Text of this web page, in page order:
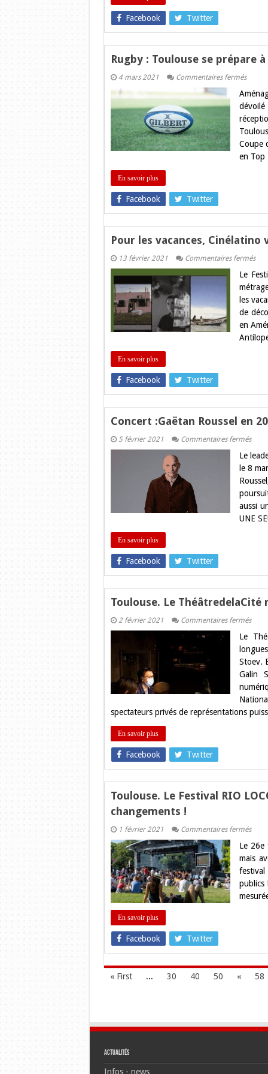
Facebook Twitter
Rugby : Toulouse se prépare
4 mars 2021 Commentaires ferméssur
:
se
la
Coupe
du
Coupe
en Top
En savoir plus
Facebook Twitter
Pour les vacances,
13 février 2021 Commentaires ferméssur
les
offre
des
Le
les
de
en
En savoir plus
Facebook Twitter
Concert :Gaëtan Roussel en
5 février 2021 Commentaires ferméssur
en
2022
Le
le 8
aussi
UNE
En savoir plus
Facebook Twitter
Toulouse. Le ThéâtredelaCité
2 février 2021 Commentaires ferméssur
Le
réalise
une
série
Le
Stoev.
Galin
spectateurs privés de représentations
En savoir plus
Facebook Twitter
Toulouse. Le Festival RIO
changements !
1 février 2021 Commentaires ferméssur
Le
RIO
LOCO
de
en
Le
mais
publics
En savoir plus
Facebook Twitter
« First ... 30 40 50 « 58
Actualités
Infos - news